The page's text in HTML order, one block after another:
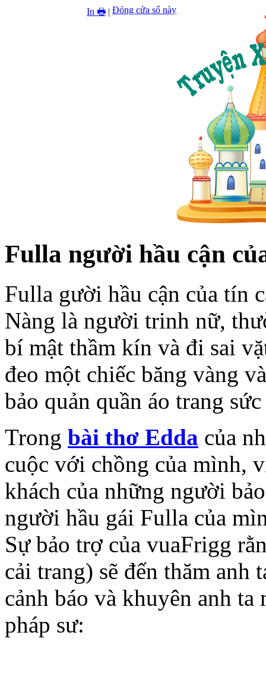
Đóng cửa sổ này
In 🖶 |
Fulla người hầu cận
Fulla gười hầu cận của tín
Nàng là người trinh nữ,
bí mật thầm kín và đi sai
đeo một chiếc băng vàng
bảo quản quần áo trang
Trong bài thơ Edda của
cuộc với chồng của mình,
khách của những người
người hầu gái Fulla của
Sự bảo trợ của vuaFrigg
cải trang) sẽ đến thăm
cảnh báo và khuyên anh
pháp sư: